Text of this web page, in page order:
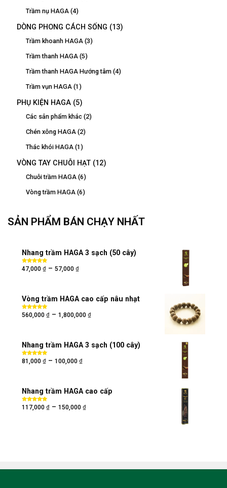
Trầm nụ HAGA (4)
DÒNG PHONG CÁCH SỐNG (13)
Trầm khoanh HAGA (3)
Trầm thanh HAGA (5)
Trầm thanh HAGA Hướng tâm (4)
Trầm vụn HAGA (1)
PHỤ KIỆN HAGA (5)
Các sản phẩm khác (2)
Chén xông HAGA (2)
Thác khói HAGA (1)
VÒNG TAY CHUỖI HẠT (12)
Chuỗi trầm HAGA (6)
Vòng trầm HAGA (6)
SẢN PHẨM BÁN CHẠY NHẤT
Nhang trầm HAGA 3 sạch (50 cây)
Được xếp
hạng 5.005
47,000 ₫ – 57,000 ₫
Vòng trầm HAGA cao cấp nâu nhạt
Được xếp
hạng5.005
560,000 ₫ – 1,800,000 ₫
Nhang trầm HAGA 3 sạch (100 cây)
Được xếp
hạng 5.005
81,000 ₫ – 100,000 ₫
Nhang trầm HAGA cao cấp
Được xếp
hạng5.005
117,000 ₫ – 150,000 ₫